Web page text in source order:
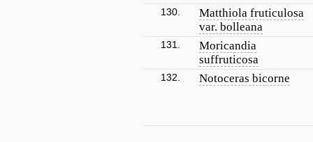
130.
Matthiola fruticulosa
var. bolleana
131.
Moricandia
suffruticosa
132. Notoceras bicorne